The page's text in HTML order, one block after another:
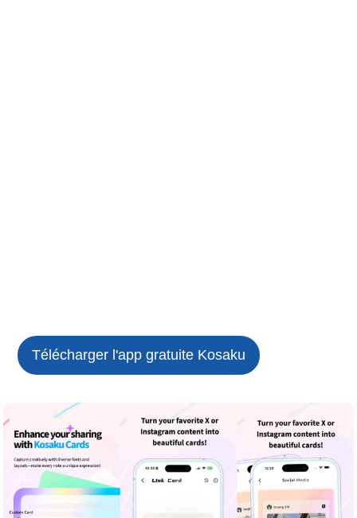
Télécharger l'app gratuite Kosaku